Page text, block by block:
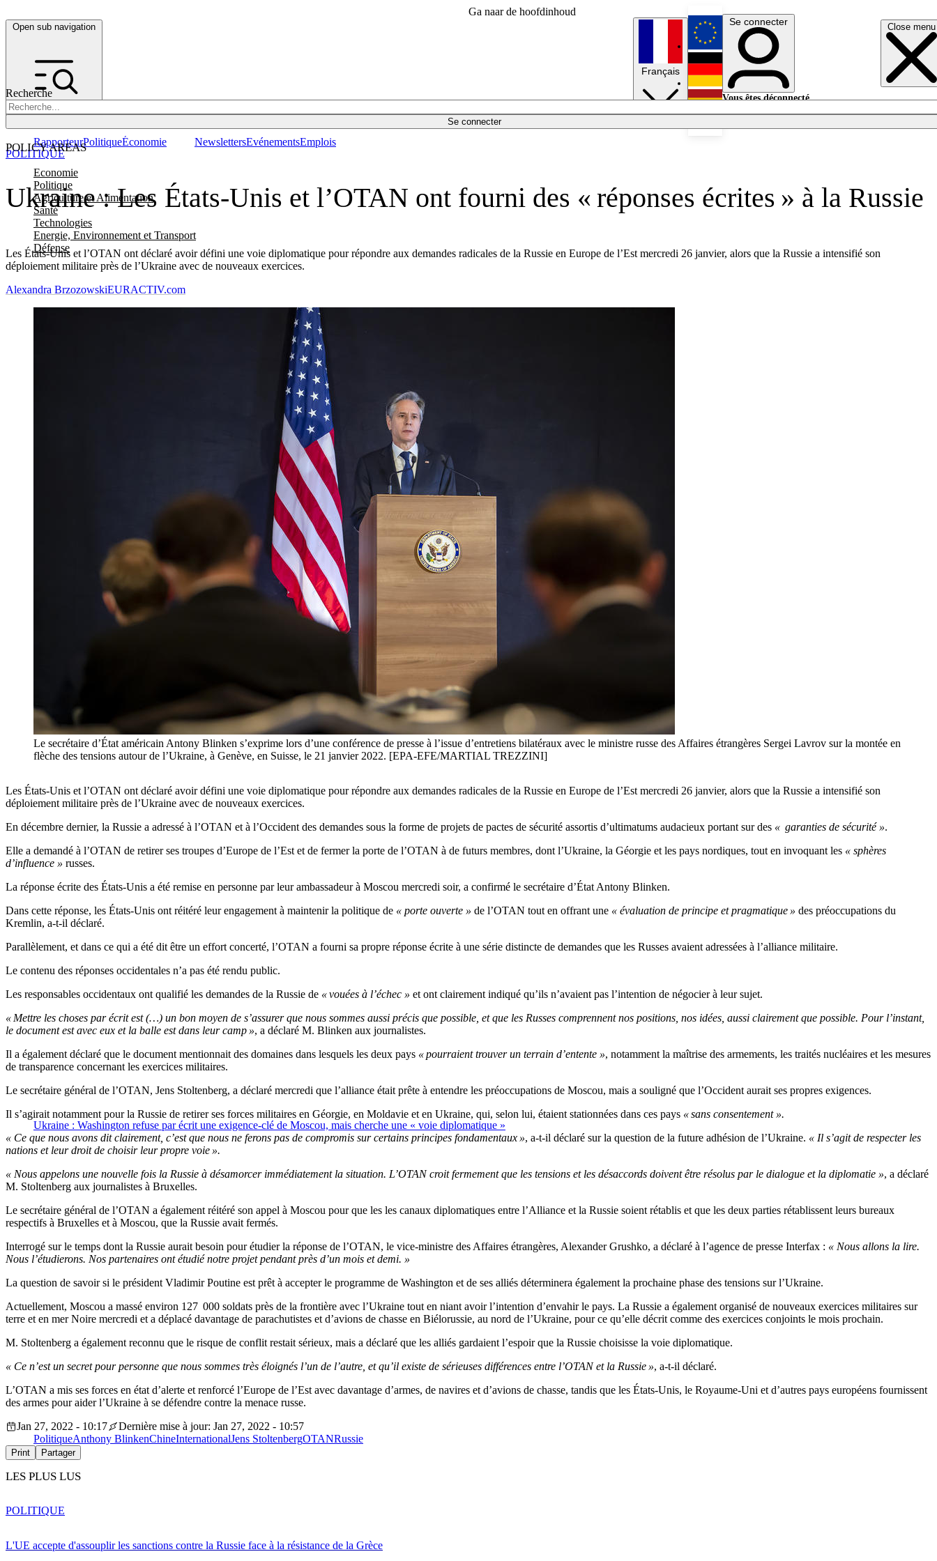
Ga naar de hoofdinhoud
Open sub navigation Close menu
Recherche
Se connecter
POLICY AREAS
Economie
Politique
Agriculture et Alimentation
Santé
Technologies
Energie, Environnement et Transport
Défense
RapporteurPolitiqueÉconomie NewslettersEvénementsEmplois
Français
English
Deutsch
Se connecter
Vous êtes déconnecté.
Ukraine : Les États-Unis et l’OTAN ont fourni des « réponses écrites » à la Russie
Les États-Unis et l’OTAN ont déclaré avoir défini une voie diplomatique pour répondre aux demandes radicales de la Russie en Europe de l’Est mercredi 26 janvier, alors que la Russie a intensifié son
déploiement militaire près de l’Ukraine avec de nouveaux exercices.
POLITIQUE
Alexandra BrzozowskiEURACTIV.com
Le secrétaire d’État américain Antony Blinken s’exprime lors d’une conférence de presse à l’issue d’entretiens bilatéraux avec le ministre russe des Affaires étrangères Sergei Lavrov sur la montée en
flèche des tensions autour de l’Ukraine, à Genève, en Suisse, le 21 janvier 2022. [EPA-EFE/MARTIAL TREZZINI]
Les États-Unis et l’OTAN ont déclaré avoir défini une voie diplomatique pour répondre aux demandes radicales de la Russie en Europe de l’Est mercredi 26 janvier, alors que la Russie a intensifié son
déploiement militaire près de l’Ukraine avec de nouveaux exercices.
En décembre dernier, la Russie a adressé à l’OTAN et à l’Occident des demandes sous la forme de projets de pactes de sécurité assortis d’ultimatums audacieux portant sur des « garanties de sécurité ».
Elle a demandé à l’OTAN de retirer ses troupes d’Europe de l’Est et de fermer la porte de l’OTAN à de futurs membres, dont l’Ukraine, la Géorgie et les pays nordiques, tout en invoquant les « sphères
d’influence » russes.
La réponse écrite des États-Unis a été remise en personne par leur ambassadeur à Moscou mercredi soir, a confirmé le secrétaire d’État Antony Blinken.
Dans cette réponse, les États-Unis ont réitéré leur engagement à maintenir la politique de « porte ouverte » de l’OTAN tout en offrant une « évaluation de principe et pragmatique » des préoccupations du
Kremlin, a-t-il déclaré.
Parallèlement, et dans ce qui a été dit être un effort concerté, l’OTAN a fourni sa propre réponse écrite à une série distincte de demandes que les Russes avaient adressées à l’alliance militaire.
Le contenu des réponses occidentales n’a pas été rendu public.
Les responsables occidentaux ont qualifié les demandes de la Russie de « vouées à l’échec » et ont clairement indiqué qu’ils n’avaient pas l’intention de négocier à leur sujet.
« Mettre les choses par écrit est (…) un bon moyen de s’assurer que nous sommes aussi précis que possible, et que les Russes comprennent nos positions, nos idées, aussi clairement que possible. Pour l’instant,
le document est avec eux et la balle est dans leur camp », a déclaré M. Blinken aux journalistes.
Il a également déclaré que le document mentionnait des domaines dans lesquels les deux pays « pourraient trouver un terrain d’entente », notamment la maîtrise des armements, les traités nucléaires et les mesures
de transparence concernant les exercices militaires.
Le secrétaire général de l’OTAN, Jens Stoltenberg, a déclaré mercredi que l’alliance était prête à entendre les préoccupations de Moscou, mais a souligné que l’Occident aurait ses propres exigences.
Ukraine : Washington refuse par écrit une exigence-clé de Moscou, mais cherche une « voie diplomatique »
Il s’agirait notamment pour la Russie de retirer ses forces militaires en Géorgie, en Moldavie et en Ukraine, qui, selon lui, étaient stationnées dans ces pays « sans consentement ».
« Ce que nous avons dit clairement, c’est que nous ne ferons pas de compromis sur certains principes fondamentaux », a-t-il déclaré sur la question de la future adhésion de l’Ukraine. « Il s’agit de respecter les
nations et leur droit de choisir leur propre voie ».
« Nous appelons une nouvelle fois la Russie à désamorcer immédiatement la situation. L’OTAN croit fermement que les tensions et les désaccords doivent être résolus par le dialogue et la diplomatie », a déclaré
M. Stoltenberg aux journalistes à Bruxelles.
Le secrétaire général de l’OTAN a également réitéré son appel à Moscou pour que les les canaux diplomatiques entre l’Alliance et la Russie soient rétablis et que les deux parties rétablissent leurs bureaux
respectifs à Bruxelles et à Moscou, que la Russie avait fermés.
Interrogé sur le temps dont la Russie aurait besoin pour étudier la réponse de l’OTAN, le vice-ministre des Affaires étrangères, Alexander Grushko, a déclaré à l’agence de presse Interfax : « Nous allons la lire.
Nous l’étudierons. Nos partenaires ont étudié notre projet pendant près d’un mois et demi. »
La question de savoir si le président Vladimir Poutine est prêt à accepter le programme de Washington et de ses alliés déterminera également la prochaine phase des tensions sur l’Ukraine.
Actuellement, Moscou a massé environ 127 000 soldats près de la frontière avec l’Ukraine tout en niant avoir l’intention d’envahir le pays. La Russie a également organisé de nouveaux exercices militaires sur
terre et en mer Noire mercredi et a déplacé davantage de parachutistes et d’avions de chasse en Biélorussie, au nord de l’Ukraine, pour ce qu’elle décrit comme des exercices conjoints le mois prochain.
M. Stoltenberg a également reconnu que le risque de conflit restait sérieux, mais a déclaré que les alliés gardaient l’espoir que la Russie choisisse la voie diplomatique.
« Ce n’est un secret pour personne que nous sommes très éloignés l’un de l’autre, et qu’il existe de sérieuses différences entre l’OTAN et la Russie », a-t-il déclaré.
L’OTAN a mis ses forces en état d’alerte et renforcé l’Europe de l’Est avec davantage d’armes, de navires et d’avions de chasse, tandis que les États-Unis, le Royaume-Uni et d’autres pays européens fournissent
des armes pour aider l’Ukraine à se défendre contre la menace russe.
Jan 27, 2022 - 10:17
Dernière mise à jour: Jan 27, 2022 - 10:57
PolitiqueAnthony BlinkenChineInternationalJens StoltenbergOTANRussie
Print Partager
LES PLUS LUS
L'UE accepte d'assouplir les sanctions contre la Russie face à la résistance de la Grèce
POLITIQUE